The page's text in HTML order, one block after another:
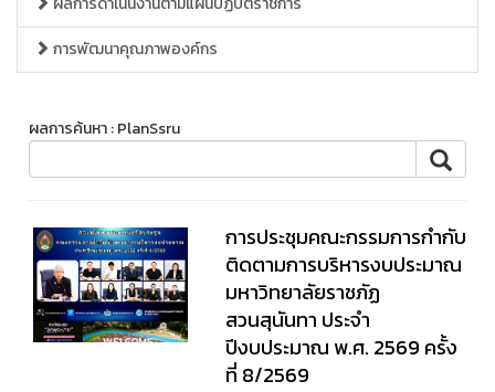
การพัฒนาคุณภาพองค์กร
ผลการค้นหา : PlanSsru
การประชุมคณะกรรมการกำกับ
ติดตามการบริหารงบประมาณ
มหาวิทยาลัยราชภัฏ
สวนสุนันทา ประจำ
ปีงบประมาณ พ.ศ. 2569 ครั้ง
ที่ 8/2569